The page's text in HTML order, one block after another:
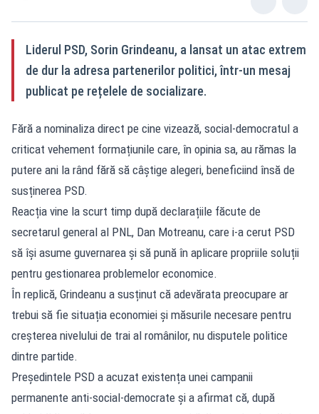
Liderul PSD, Sorin Grindeanu, a lansat un atac extrem
de dur la adresa partenerilor politici, într-un mesaj
publicat pe rețelele de socializare.
Fără a nominaliza direct pe cine vizează, social-democratul a
criticat vehement formațiunile care, în opinia sa, au rămas la
putere ani la rând fără să câștige alegeri, beneficiind însă de
susținerea PSD.
Reacția vine la scurt timp după declarațiile făcute de
secretarul general al PNL, Dan Motreanu, care i-a cerut PSD
să își asume guvernarea și să pună în aplicare propriile soluții
pentru gestionarea problemelor economice.
În replică, Grindeanu a susținut că adevărata preocupare ar
trebui să fie situația economiei și măsurile necesare pentru
creșterea nivelului de trai al românilor, nu disputele politice
dintre partide.
Președintele PSD a acuzat existența unei campanii
permanente anti-social-democrate și a afirmat că, după